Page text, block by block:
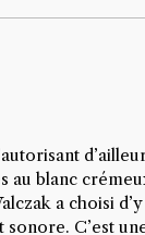
au blanc
a choisi
sonore. C’est